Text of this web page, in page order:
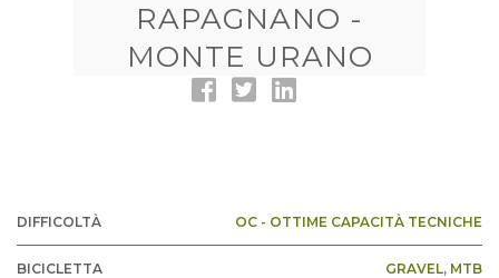
RAPAGNANO -
MONTE URANO
DIFFICOLTÀ OC - OTTIME CAPACITÀ TECNICHE
BICICLETTA , MTB
GRAVEL